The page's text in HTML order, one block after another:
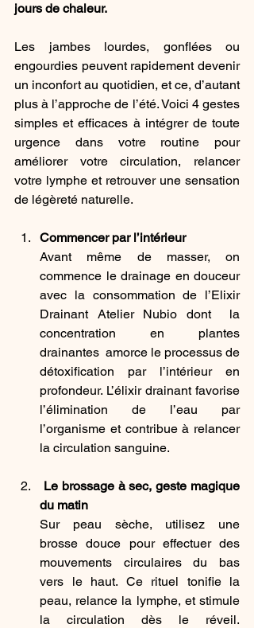
jours de chaleur.
Les jambes lourdes, gonflées ou
engourdies peuvent rapidement devenir
un inconfort au quotidien, et ce, d’autant
plus à l’approche de l’été. Voici 4 gestes
simples et efficaces à intégrer de toute
urgence dans votre routine pour
améliorer votre circulation, relancer
votre lymphe et retrouver une sensation
de légèreté naturelle.
Commencer par l’intérieur
Avant même de masser, on
commence le drainage en douceur
avec la consommation de l’Elixir
Drainant Atelier Nubio dont  la
concentration en plantes
drainantes  amorce le processus de
détoxification par l’intérieur en
profondeur. L’élixir drainant favorise
l’élimination de l’eau par
l’organisme et contribue à relancer
la circulation sanguine.
Le brossage à sec, geste magique
du matin
Sur peau sèche, utilisez une
brosse douce pour effectuer des
mouvements circulaires du bas
vers le haut. Ce rituel tonifie la
peau, relance la lymphe, et stimule
la circulation dès le réveil.